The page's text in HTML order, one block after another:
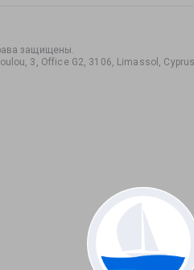
защищены.
3, Office G2, 3106, Limassol,